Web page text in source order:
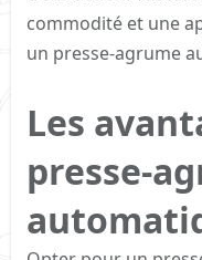
commodité et une
un presse-agrume
Les
presse-